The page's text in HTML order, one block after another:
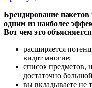
Брендирование пакетов
одним из наиболее
Вот чем это
расширяется
видят многие;
список предметов,
достаточно
вы вкладываете не